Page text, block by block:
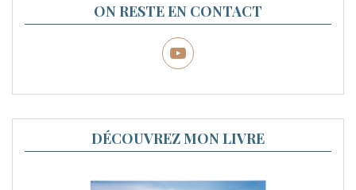
ON RESTE EN CONTACT
DÉCOUVREZ MON LIVRE